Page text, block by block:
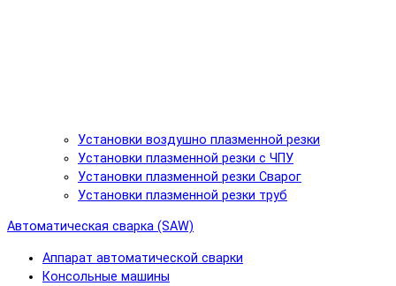
Установки воздушно плазменной резки
Установки плазменной резки с ЧПУ
Установки плазменной резки Сварог
Установки плазменной резки труб
Автоматическая сварка (SAW)
Аппарат автоматической сварки
Консольные машины